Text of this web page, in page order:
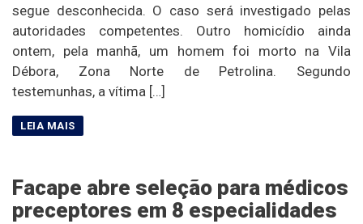
segue desconhecida. O caso será investigado pelas
autoridades competentes. Outro homicídio ainda
ontem, pela manhã, um homem foi morto na Vila
Débora, Zona Norte de Petrolina. Segundo
testemunhas, a vítima […]
Facape abre seleção para médicos
preceptores em 8 especialidades